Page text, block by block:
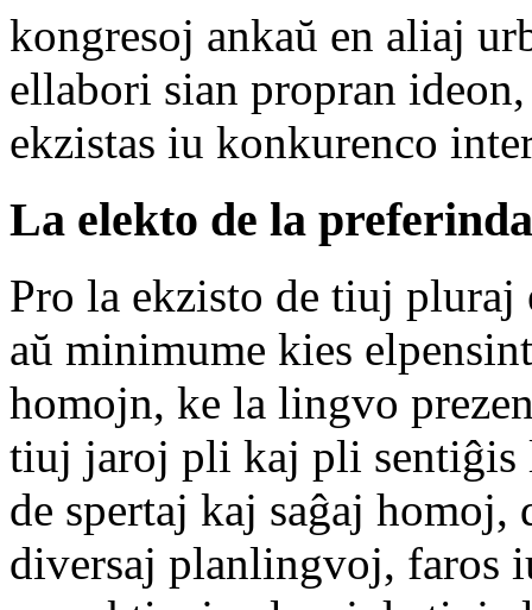
kongresoj ankaŭ en aliaj
ellabori sian propran
ekzistas iu konkurenco
La elekto de la
Pro la ekzisto de tiuj
aŭ minimume kies
homojn, ke la lingvo
tiuj jaroj pli kaj pli sentiĝis
de spertaj kaj saĝaj homoj,
diversaj planlingvoj, faros